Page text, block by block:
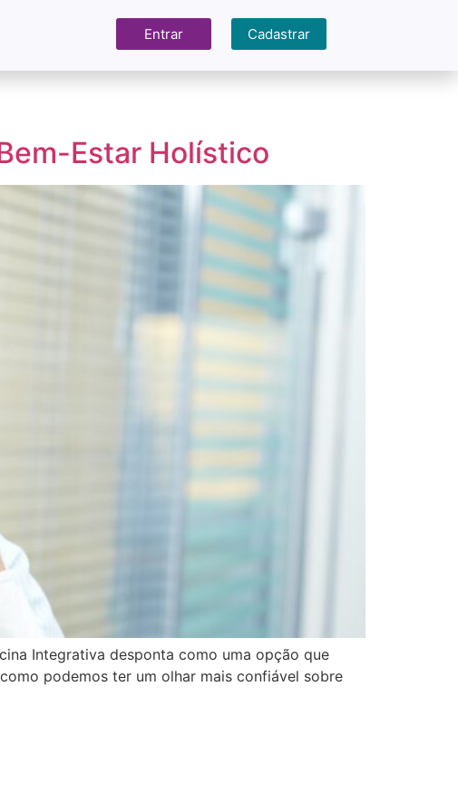
Entrar Cadastrar
Estar Holístico
Integrativa desponta como uma opção que
podemos ter um olhar mais confiável sobre